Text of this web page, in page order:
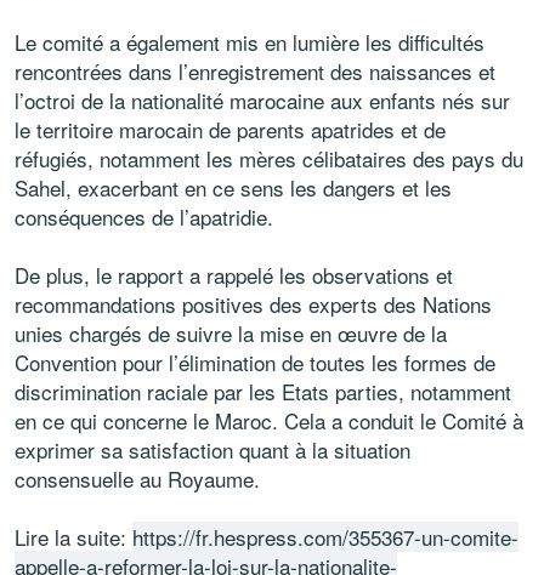
Le comité a également mis en lumière les difficultés
rencontrées dans l’enregistrement des naissances et
l’octroi de la nationalité marocaine aux enfants nés sur
le territoire marocain de parents apatrides et de
réfugiés, notamment les mères célibataires des pays du
Sahel, exacerbant en ce sens les dangers et les
conséquences de l’apatridie.
De plus, le rapport a rappelé les observations et
recommandations positives des experts des Nations
unies chargés de suivre la mise en œuvre de la
Convention pour l’élimination de toutes les formes de
discrimination raciale par les Etats parties, notamment
en ce qui concerne le Maroc. Cela a conduit le Comité à
exprimer sa satisfaction quant à la situation
consensuelle au Royaume.
Lire la suite: https://fr.hespress.com/355367-un-comite-
appelle-a-reformer-la-loi-sur-la-nationalite-